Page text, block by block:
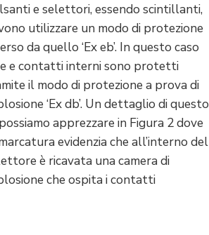
e selettori, essendo scintillanti,
utilizzare un modo di protezione
da quello ‘Ex eb’. In questo caso
e contatti interni sono protetti
il modo di protezione a prova di
‘Ex db’. Un dettaglio di questo
apprezzare in Figura 2 dove
evidenzia che all’interno del
è ricavata una camera di
che ospita i contatti